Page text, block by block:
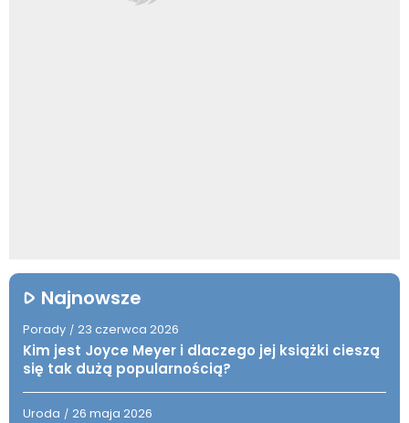
Najnowsze
Porady / 23 czerwca 2026
Kim jest Joyce Meyer i dlaczego jej książki cieszą
się tak dużą popularnością?
Uroda / 26 maja 2026